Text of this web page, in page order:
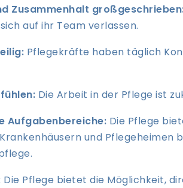
Zusammenhalt
auf ihr Team verlassen.
Pflegekräfte haben täglich
Die Arbeit in der Pflege ist
Aufgabenbereiche: Die Pflege
und Pflegeheimen
Die Pflege bietet die Möglichkeit,